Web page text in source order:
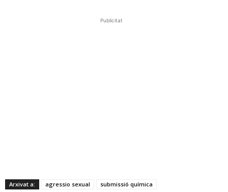
Publicitat
Arxivat a: agressio sexual submissió química